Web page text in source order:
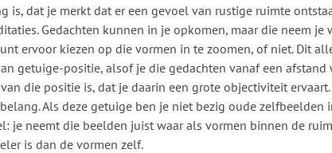
is, dat je merkt dat er een gevoel van rustige ruimte
Gedachten kunnen in je opkomen, maar die neem je
ervoor kiezen op die vormen in te zoomen, of niet. Dit
getuige-positie, alsof je die gedachten vanaf een afstand
die positie is, dat je daarin een grote objectiviteit
belang. Als deze getuige ben je niet bezig oude zelfbeelden
je neemt die beelden juist waar als vormen binnen de
is dan de vormen zelf.